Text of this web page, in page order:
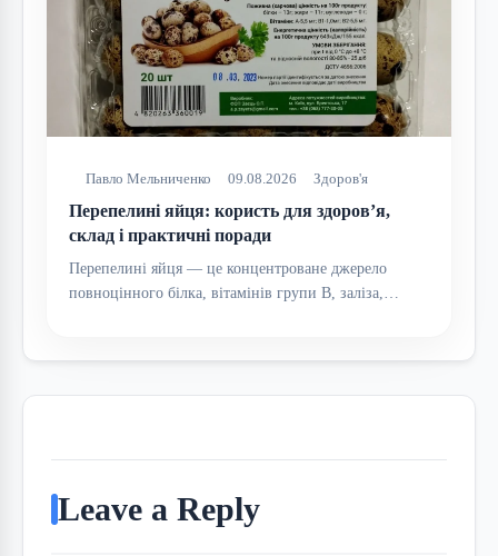
Павло Мельниченко 09.08.2026 Здоров'я
Перепелині яйця: користь для здоров’я,
склад і практичні поради
Перепелині яйця — це концентроване джерело
повноцінного білка, вітамінів групи B, заліза,…
Leave a Reply